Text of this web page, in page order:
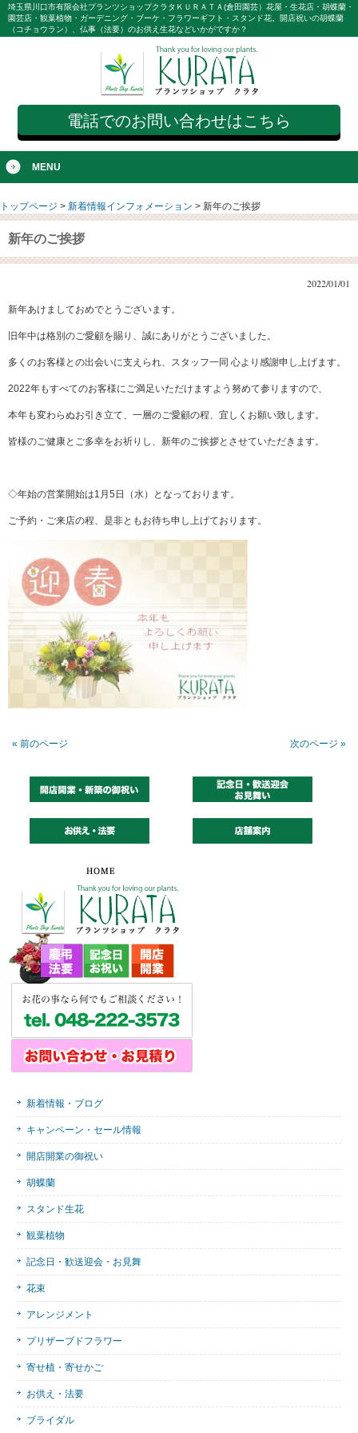
埼玉県川口市有限会社プランツショップクラタＫＵＲＡＴＡ(倉田園芸）花屋・生花店・胡蝶蘭・
園芸店・観葉植物・ガーデニング・ブーケ・フラワーギフト・スタンド花。開店祝いの胡蝶蘭
（コチョウラン）、仏事（法要）のお供え生花などいかがですか？
電話でのお問い合わせはこちら
MENU
トップページ > 新着情報インフォメーション > 新年のご挨拶
新年のご挨拶
2022/01/01
新年あけましておめでとうございます。
旧年中は格別のご愛顧を賜り、誠にありがとうございました。
多くのお客様との出会いに支えられ、スタッフ一同 心より感謝申し上げます。
2022年もすべてのお客様にご満足いただけますよう努めて参りますので、
本年も変わらぬお引き立て、一層のご愛顧の程、宜しくお願い致します。
皆様のご健康とご多幸をお祈りし、新年のご挨拶とさせていただきます。
◇年始の営業開始は1月5日（水）となっております。
ご予約・ご来店の程、是非ともお待ち申し上げております。
« 前のページ 次のページ »
新着情報・ブログ
キャンペーン・セール情報
開店開業の御祝い
胡蝶蘭
スタンド生花
観葉植物
記念日・歓送迎会・お見舞
花束
アレンジメント
プリザーブドフラワー
寄せ植・寄せかご
お供え・法要
ブライダル